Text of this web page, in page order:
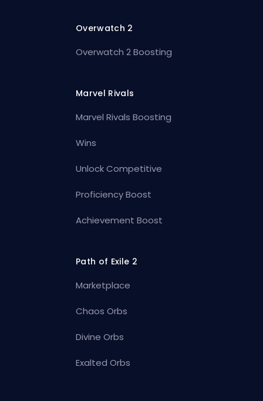
Overwatch 2
Overwatch 2 Boosting
Marvel Rivals
Marvel Rivals Boosting
Wins
Unlock Competitive
Proficiency Boost
Achievement Boost
Path of Exile 2
Marketplace
Chaos Orbs
Divine Orbs
Exalted Orbs